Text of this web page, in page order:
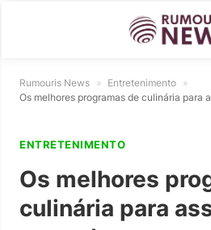
Rumouris News » Entretenimento »
Os melhores programas de culinária para
ENTRETENIMENTO
Os melhores
culinária para